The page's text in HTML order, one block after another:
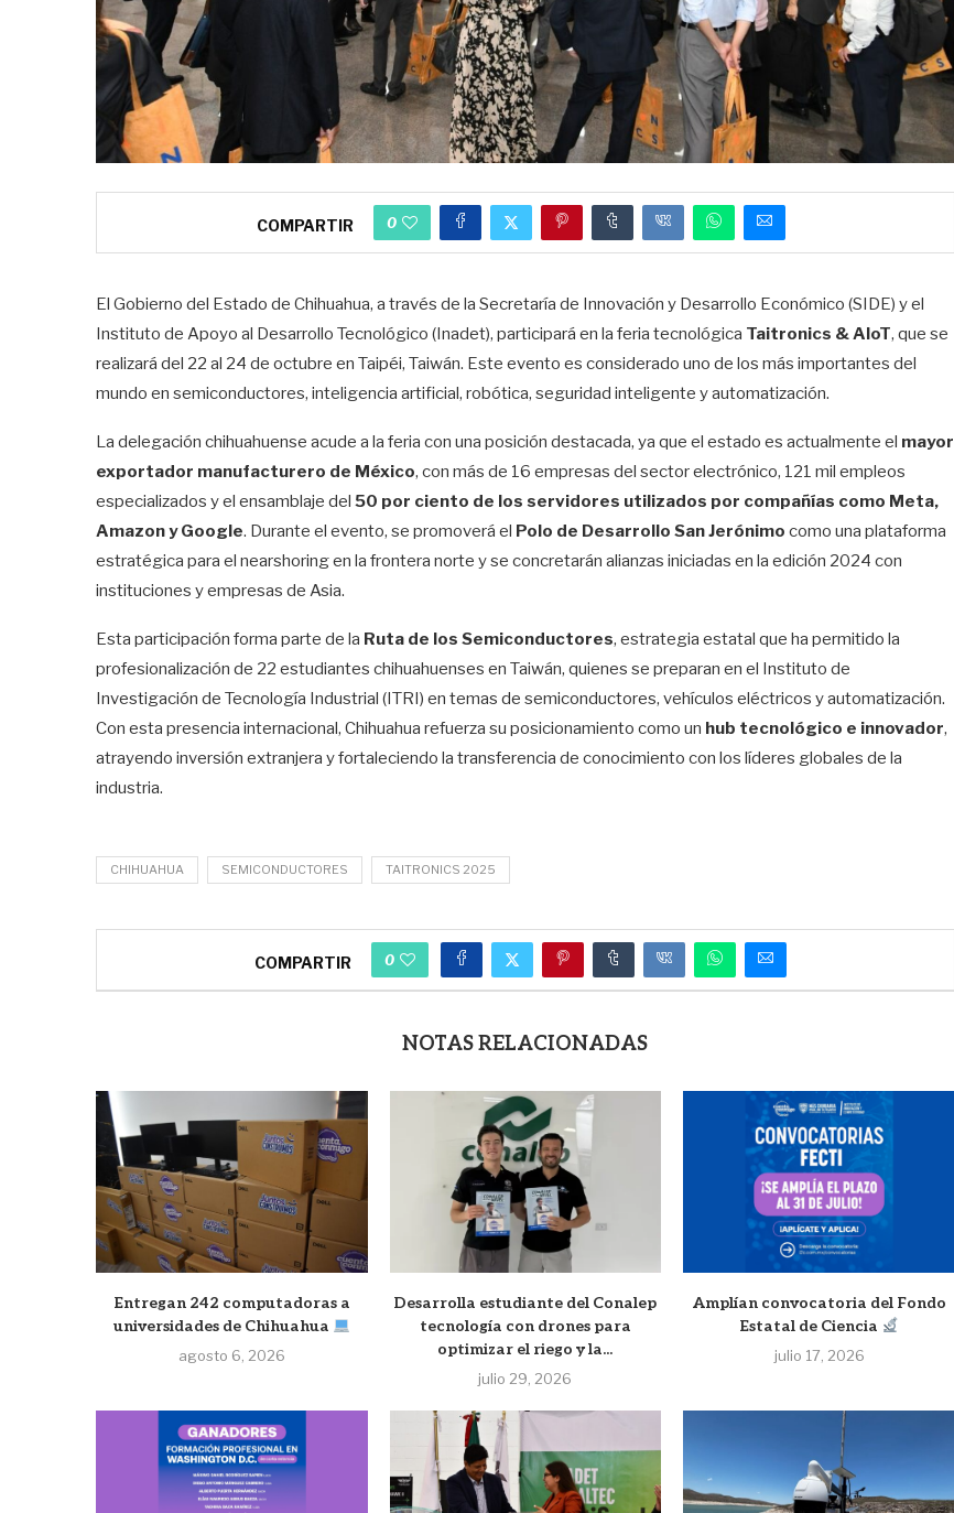
COMPARTIR 0
El Gobierno del Estado de Chihuahua, a través de la Secretaría de Innovación y Desarrollo Económico (SIDE) y el
Instituto de Apoyo al Desarrollo Tecnológico (Inadet), participará en la feria tecnológica Taitronics & AIoT, que se
realizará del 22 al 24 de octubre en Taipéi, Taiwán. Este evento es considerado uno de los más importantes del
mundo en semiconductores, inteligencia artificial, robótica, seguridad inteligente y automatización.
La delegación chihuahuense acude a la feria con una posición destacada, ya que el estado es actualmente el mayor
exportador manufacturero de México, con más de 16 empresas del sector electrónico, 121 mil empleos
especializados y el ensamblaje del 50 por ciento de los servidores utilizados por compañías como Meta,
Amazon y Google. Durante el evento, se promoverá el Polo de Desarrollo San Jerónimo como una plataforma
estratégica para el nearshoring en la frontera norte y se concretarán alianzas iniciadas en la edición 2024 con
instituciones y empresas de Asia.
Esta participación forma parte de la Ruta de los Semiconductores, estrategia estatal que ha permitido la
profesionalización de 22 estudiantes chihuahuenses en Taiwán, quienes se preparan en el Instituto de
Investigación de Tecnología Industrial (ITRI) en temas de semiconductores, vehículos eléctricos y automatización.
Con esta presencia internacional, Chihuahua refuerza su posicionamiento como un hub tecnológico e innovador,
atrayendo inversión extranjera y fortaleciendo la transferencia de conocimiento con los líderes globales de la
industria.
CHIHUAHUA SEMICONDUCTORES TAITRONICS 2025
COMPARTIR 0
NOTAS RELACIONADAS
Entregan 242 computadoras a
universidades de Chihuahua
agosto 6, 2026
Desarrolla estudiante del Conalep
tecnología con drones para
optimizar el riego y la...
julio 29, 2026
Amplían convocatoria del Fondo
Estatal de Ciencia
julio 17, 2026